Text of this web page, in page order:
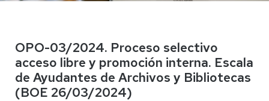
OPO-03/2024. Proceso selectivo
acceso libre y promoción interna. Escala
de Ayudantes de Archivos y Bibliotecas
(BOE 26/03/2024)